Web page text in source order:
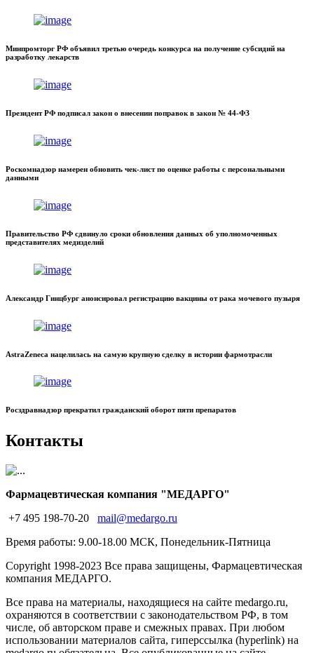
Минпромторг РФ объявил третью очередь конкурса на получение субсидий на
разработку лекарств
Президент РФ подписал закон о внесении поправок в закон № 44-ФЗ
Роскомнадзор намерен обновить чек-лист по оценке работы с персональными
данными
Правительство РФ сдвинуло сроки обновления данных об уполномоченных
представителях медизделий
Александр Гинцбург анонсировал регистрацию вакцины от рака мочевого пузыря
AstraZeneca нацелилась на самую крупную сделку в истории фармотрасли
Росздравнадзор прекратил гражданский оборот пяти препаратов
Контакты
Фармацевтическая компания "МЕДАРГО"
+7 495 198-70-20
mail@medargo.ru
Время работы: 9.00-18.00 МСК, Понедельник-Пятница
Copyright 1998-2023 Все права защищены, Фармацевтическая
компания МЕДАРГО.
Все права на материалы, находящиеся на сайте medargo.ru,
охраняются в соответствии с законодательством РФ, в том
числе, об авторском праве и смежных правах. При любом
использовании материалов сайта, гиперссылка (hyperlink) на